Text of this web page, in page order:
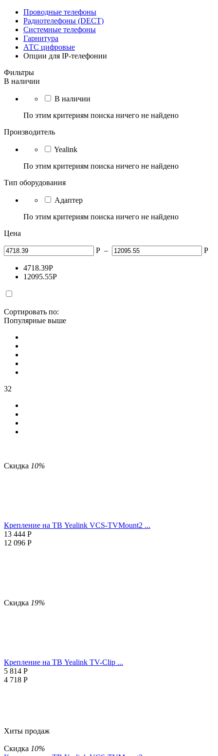
Проводные телефоны
Радиотелефоны (DECT)
Системные телефоны
Гарнитура
АТС цифровые
Опции для IP-телефонии
Фильтры
В наличии
В наличии
По этим критериям поиска ничего не найдено
Производитель
Yealink
По этим критериям поиска ничего не найдено
Тип оборудования
Адаптер
По этим критериям поиска ничего не найдено
Цена
Р – Р
4718.39Р
12095.55Р
Сортировать по:
Популярные выше
32
Скидка 10%
Крепление на ТВ Yealink VCS-TVMount2 ...
13 444 Р
12 096 Р
Скидка 19%
Крепление на ТВ Yealink TV-Clip ...
5 814 Р
4 718 Р
Хиты продаж
Скидка 10%